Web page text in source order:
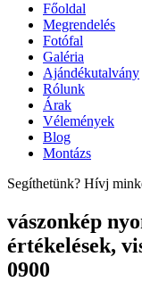
Főoldal
Megrendelés
Fotófal
Galéria
Ajándékutalvány
Rólunk
Árak
Vélemények
Blog
Montázs
Segíthetünk? Hívj
vászonkép
értékelések,
0900